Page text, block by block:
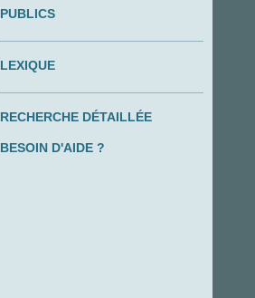
PUBLICS
LEXIQUE
RECHERCHE DÉTAILLÉE
BESOIN D'AIDE ?